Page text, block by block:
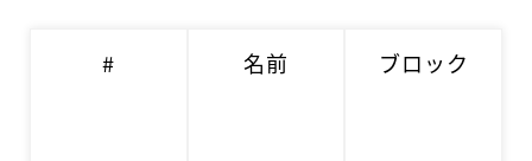
# 名前 ブロック